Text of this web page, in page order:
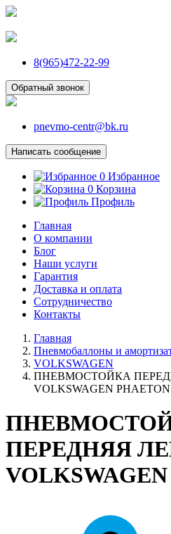
8(965)472-22-99
Обратный звонок
pnevmo-centr@bk.ru
Написать сообщение
0 Избранное
0 Корзина
Профиль
Главная
О компании
Блог
Наши услуги
Гарантия
Доставка и оплата
Сотрудничество
Контакты
Главная
Пневмобаллоны и
VOLKSWAGEN
ПНЕВМОСТОЙКА
VOLKSWAGEN PHAETON
ПЕРЕДНЯЯ